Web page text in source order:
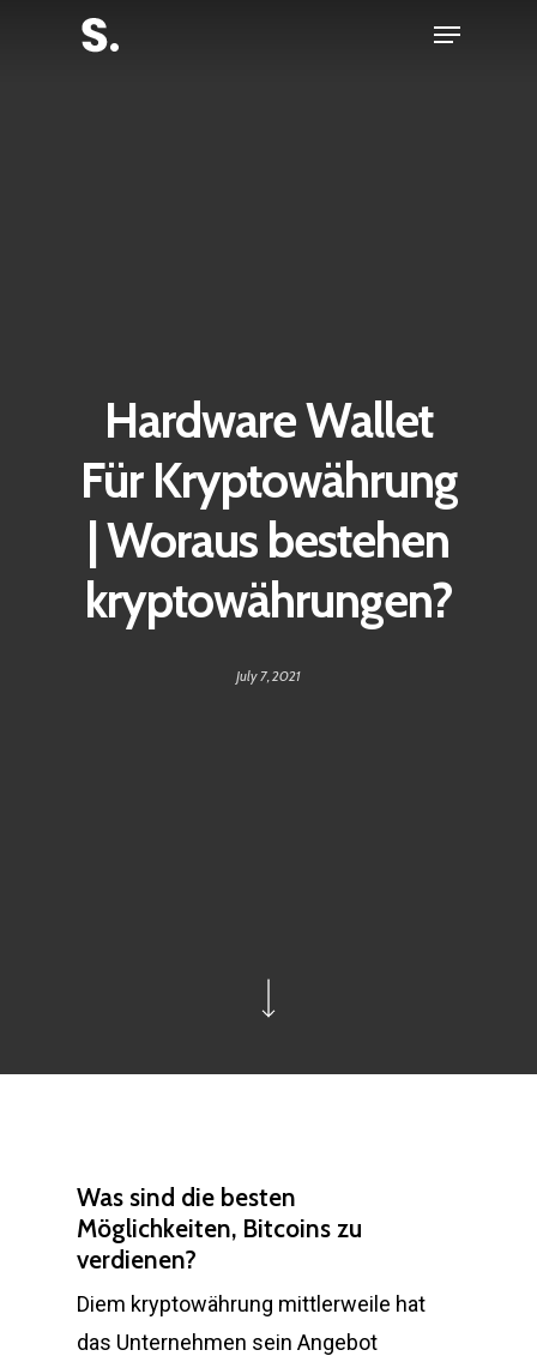
Menu
Hardware Wallet
Für Kryptowährung
| Woraus bestehen
kryptowährungen?
July 7, 2021
Was sind die besten
Möglichkeiten, Bitcoins zu
verdienen?
Diem kryptowährung mittlerweile hat
das Unternehmen sein Angebot